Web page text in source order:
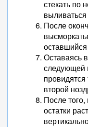
стекать по
После
Оставаясь
следующей
второй
После
остатки